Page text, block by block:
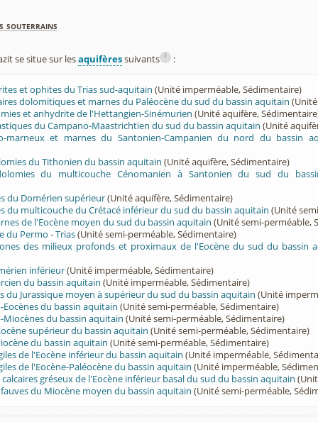
souterrains
se situe sur lesaquifèressuivants i :
et ophites du Trias sud-aquitain (Unité imperméable, Sédimentaire)
dolomitiques et marnes du Paléocène du sud du bassin aquitain
et anhydrite de l'Hettangien-Sinémurien (Unité aquifère,
du Campano-Maastrichtien du sud du bassin aquitain (Unité
marneux et marnes du Santonien-Campanien du nord du bassin
du Tithonien du bassin aquitain (Unité aquifère, Sédimentaire)
du multicouche Cénomanien à Santonien du sud du
du Domérien supérieur(Unité aquifère, Sédimentaire)
du multicouche du Crétacé inférieur du sud du bassin aquitain (Unité
de l'Eocène moyen du sud du bassin aquitain (Unité semi-perméable,
du Permo - Trias(Unité semi-perméable, Sédimentaire)
des milieux profonds et proximaux de l'Eocène du sud du bassin
inférieur(Unité imperméable, Sédimentaire)
du bassin aquitain (Unité imperméable, Sédimentaire)
du Jurassique moyen à supérieur du sud du bassin aquitain (Unité
Eocènes du bassin aquitain (Unité semi-perméable, Sédimentaire)
Miocènes du bassin aquitain (Unité semi-perméable, Sédimentaire)
supérieur du bassin aquitain (Unité semi-perméable, Sédimentaire)
du bassin aquitain (Unité semi-perméable, Sédimentaire)
de l'Eocène inférieur du bassin aquitain (Unité imperméable,
de l'Eocène-Paléocène du bassin aquitain (Unité imperméable,
calcaires gréseux de l'Eocène inférieur basal du sud du bassin aquitain
du Miocène moyen du bassin aquitain (Unité semi-perméable,